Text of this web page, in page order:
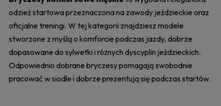
odzież startowa przeznaczona na zawody jeździeckie oraz
oficjalne treningi. W tej kategorii znajdziesz modele
stworzone z myślą o komforcie podczas jazdy, dobrze
dopasowane do sylwetki i różnych dyscyplin jeździeckich.
Odpowiednio dobrane bryczesy pomagają swobodnie
pracować w siodle i dobrze prezentują się podczas startów.